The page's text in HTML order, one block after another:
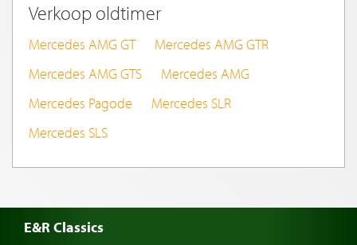
Verkoop oldtimer
Mercedes AMG GT
Mercedes AMG GTR
Mercedes AMG GTS
Mercedes AMG
Mercedes Pagode
Mercedes SLR
Mercedes SLS
E&R Classics